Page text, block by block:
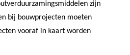
zijn
bij bouwprojecten moeten
vooraf in kaart worden